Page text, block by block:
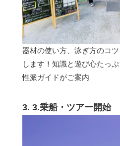
器材の使い方、泳ぎ方のコ
します！知識と遊び心たっ
性派ガイドがご案内
3. 3.乗船・ツアー開始